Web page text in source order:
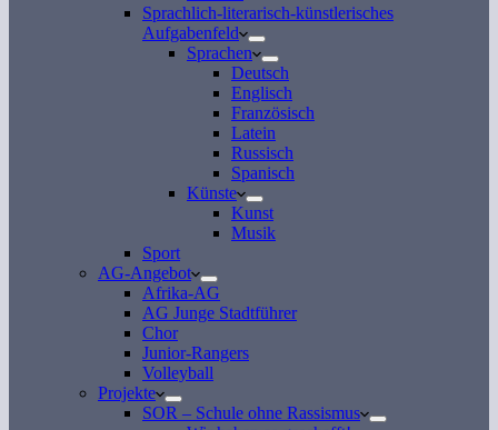
Sprachlich-literarisch-künstlerisches
Aufgabenfeld
Sprachen
Deutsch
Englisch
Französisch
Latein
Russisch
Spanisch
Künste
Kunst
Musik
Sport
AG-Angebot
Afrika-AG
AG Junge Stadtführer
Chor
Junior-Rangers
Volleyball
Projekte
SOR – Schule ohne Rassismus